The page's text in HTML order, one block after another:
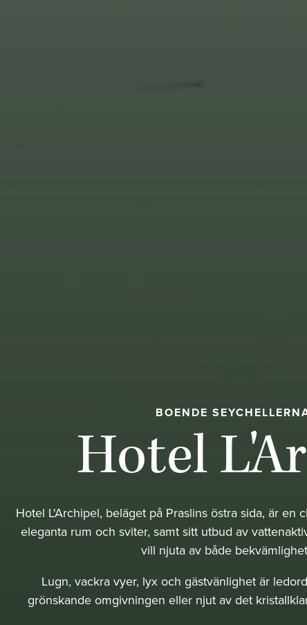
BOENDE
Hotel
Hotel L'Archipel, beläget på Praslins östra sida, är
eleganta rum och sviter, samt sitt utbud av
vill njuta av både
Lugn, vackra vyer, lyx och gästvänlighet är
grönskande omgivningen eller njut av det